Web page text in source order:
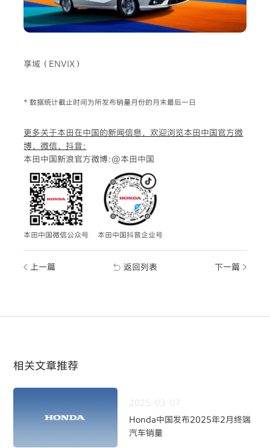
享域（ENVIX）
* 数据统计截止时间为所发布销量月份的月末最后一日
更多关于本田在中国的新闻信息，欢迎浏览本田中国官方微
博、微信、抖音:
本田中国新浪官方微博:@本田中国
本田中国微信公众号 本田中国抖音企业号
上一篇 返回列表 下一篇
相关文章推荐
2025-03-07
Honda中国发布2025年2月终端
汽车销量